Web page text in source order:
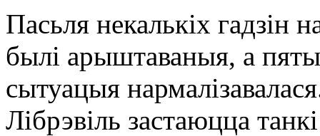
Пасьля некалькіх гадзін
былі арыштаваныя, а
сытуацыя
Лібрэвіль застаюцца